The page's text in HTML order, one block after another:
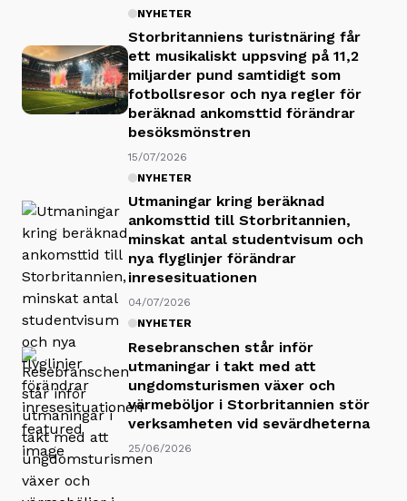
NYHETER
Storbritanniens turistnäring får
ett musikaliskt uppsving på 11,2
miljarder pund samtidigt som
fotbollsresor och nya regler för
beräknad ankomsttid förändrar
besöksmönstren
15/07/2026
NYHETER
Utmaningar kring beräknad
ankomsttid till Storbritannien,
minskat antal studentvisum och
nya flyglinjer förändrar
inresesituationen
04/07/2026
NYHETER
Resebranschen står inför
utmaningar i takt med att
ungdomsturismen växer och
värmeböljor i Storbritannien stör
verksamheten vid sevärdheterna
25/06/2026